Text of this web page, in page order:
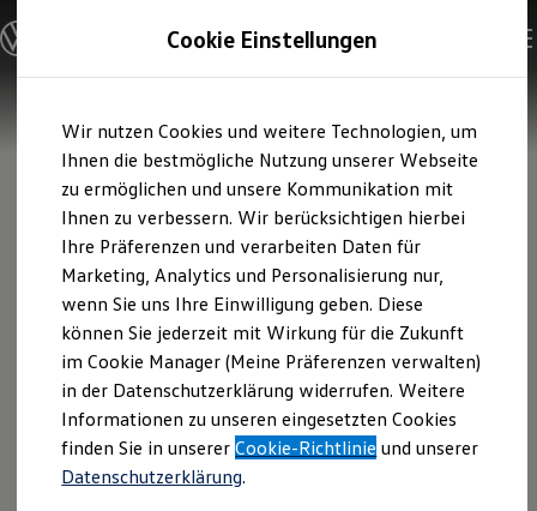
Hauptinhalt
springen
Footer
springen
Modelle und Konfigurator
Konfigurator
Modelle vergleichen
Elektroautos
ENERGY Sondermodelle
Nutzfahrzeuge
SUV und CUV
Familienautos
Kombis
Kompaktwagen
Sportwagen
Schnell verfügbare Fahrzeuge
Angebote und Produkte
Aktuelle Angebote
E-Auto-Förderung
Volkswagen Marktplatz
Die ENERGY Sondermodelle
Junge Gebrauchtwagen und Gebrauchtwagen
Volkswagen Zertifizierte Gebrauchtwagen
Elektromobilität bei Gebrauchtwagen
Cookie Einstellungen
Wir nutzen Cookies und weitere Technologien, um
Ihnen die bestmögliche Nutzung unserer Webseite
zu ermöglichen und unsere Kommunikation mit
Ihnen zu verbessern. Wir berücksichtigen hierbei
Ihre Präferenzen und verarbeiten Daten für
Marketing, Analytics und Personalisierung nur,
wenn Sie uns Ihre Einwilligung geben. Diese
können Sie jederzeit mit Wirkung für die Zukunft
im Cookie Manager (Meine Präferenzen verwalten)
in der Datenschutzerklärung widerrufen. Weitere
Informationen zu unseren eingesetzten Cookies
finden Sie in unsererCookie-Richtlinie und unserer
Datenschutzerklärung.